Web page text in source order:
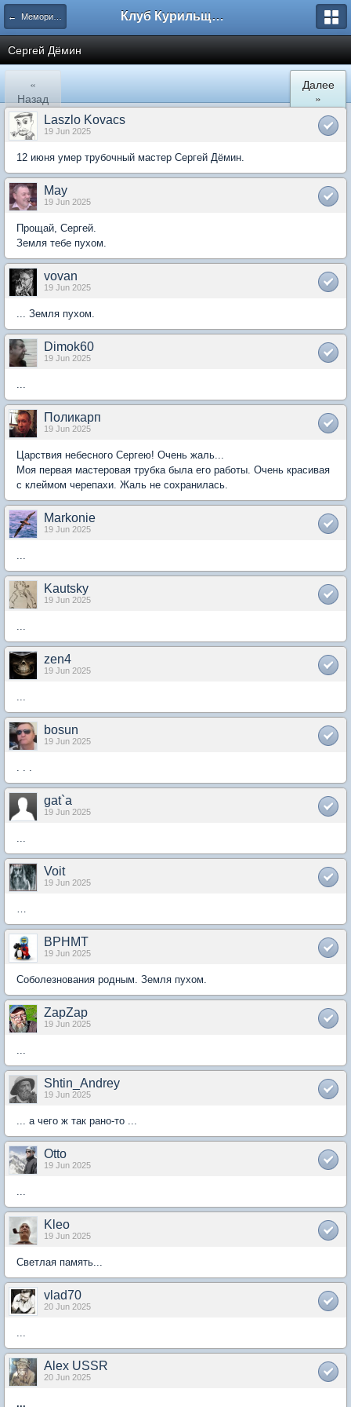
← Мемориальный раздел Клуб Курильщиков Трубки
Сергей Дёмин
«
Назад
Далее
»
Laszlo Kovacs
19 Jun 2025
12 июня умер трубочный мастер Сергей Дёмин.
May
19 Jun 2025
Прощай, Сергей.
Земля тебе пухом.
vovan
19 Jun 2025
... Земля пухом.
Dimok60
19 Jun 2025
...
Поликарп
19 Jun 2025
Царствия небесного Сергею! Очень жаль...
Моя первая мастеровая трубка была его работы. Очень красивая
с клеймом черепахи. Жаль не сохранилась.
Markonie
19 Jun 2025
...
Kautsky
19 Jun 2025
...
zen4
19 Jun 2025
...
bosun
19 Jun 2025
. . .
gat`a
19 Jun 2025
...
Voit
19 Jun 2025
…
BPHMT
19 Jun 2025
Соболезнования родным. Земля пухом.
ZapZap
19 Jun 2025
...
Shtin_Andrey
19 Jun 2025
... а чего ж так рано-то ...
Otto
19 Jun 2025
...
Kleo
19 Jun 2025
Светлая память...
vlad70
20 Jun 2025
...
Alex USSR
20 Jun 2025
...